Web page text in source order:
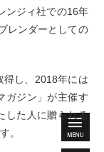
ンジィ社での16年
レンダーとしての
得し、2018年には
ガジン」が主催す
した人に贈られる
。